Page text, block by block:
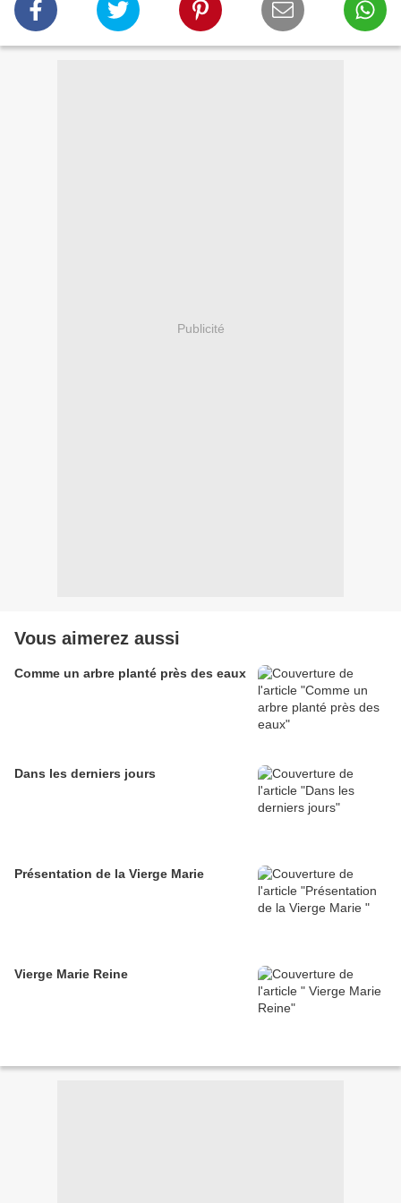
Publicité
Vous aimerez aussi
Comme un arbre planté près des eaux
Dans les derniers jours
Présentation de la Vierge Marie
Vierge Marie Reine